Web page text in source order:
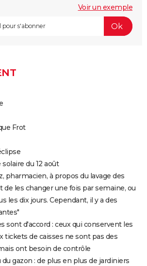
Voir un exemple
Frot
du 12 août
pharmacien, à propos du lavage des
de les changer une fois par semaine, ou
les dix jours. Cependant, il y a des
sont d'accord : ceux qui conservent les
tickets de caisses ne sont pas des
ont besoin de contrôle
du gazon : de plus en plus de jardiniers